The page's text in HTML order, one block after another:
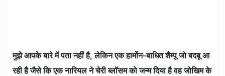
मुझे आपके बारे में पता नहीं है, लेकिन एक हार्मोन-बाधित शैम्पू जो बदबू आ
रही है जैसे कि एक नारियल ने चेरी ब्लॉसम को जन्म दिया है वह जोखिम के